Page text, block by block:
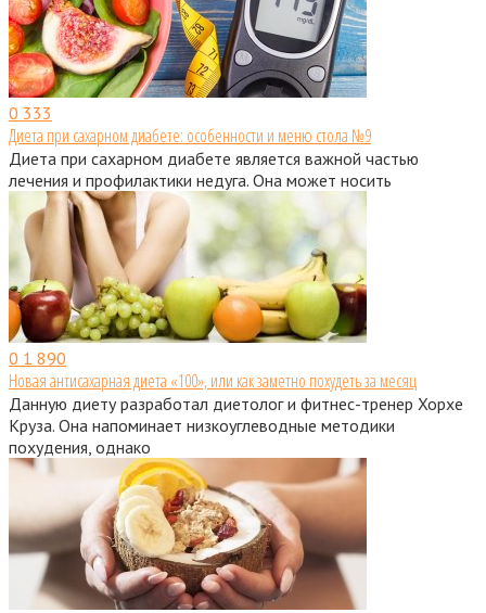
0 333
Диета при сахарном диабете: особенности и меню стола №9
Диета при сахарном диабете является важной частью
лечения и профилактики недуга. Она может носить
0 1 890
Новая антисахарная диета «100», или как заметно похудеть за месяц
Данную диету разработал диетолог и фитнес-тренер Хорхе
Круза. Она напоминает низкоуглеводные методики
похудения, однако